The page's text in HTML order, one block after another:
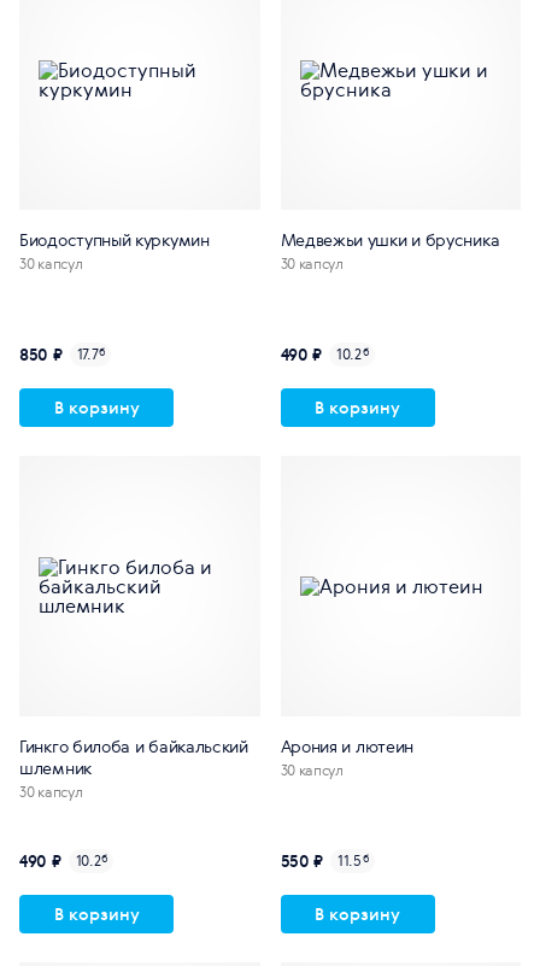
Биодоступный куркумин
30 капсул
850 ₽ 17.7б
В корзину
Медвежьи ушки и брусника
30 капсул
490 ₽ 10.2б
В корзину
Гинкго билоба и байкальский
шлемник
30 капсул
490 ₽ 10.2б
В корзину
Арония и лютеин
30 капсул
550 ₽ 11.5б
В корзину